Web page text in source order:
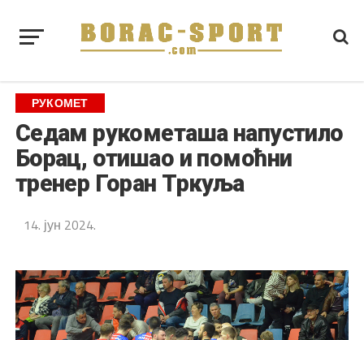
РУКОМЕТ
Седам рукометаша напустило
Борац, отишао и помоћни
тренер Горан Тркуља
14. јун 2024.